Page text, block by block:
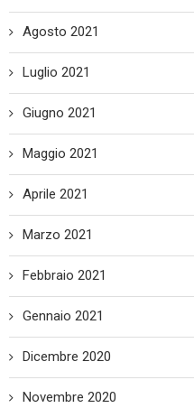
Agosto 2021
Luglio 2021
Giugno 2021
Maggio 2021
Aprile 2021
Marzo 2021
Febbraio 2021
Gennaio 2021
Dicembre 2020
Novembre 2020